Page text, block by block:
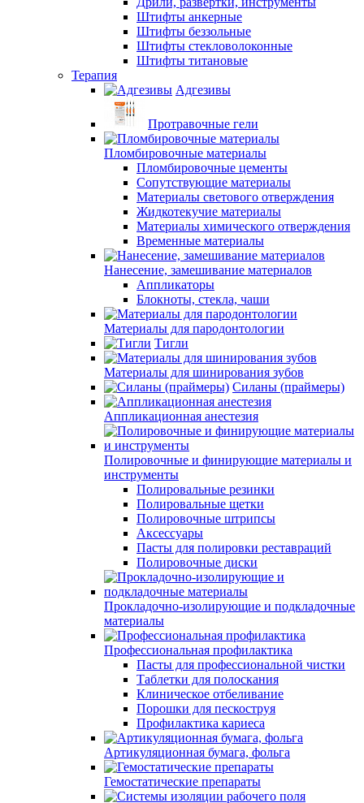
Штифты анкерные
Штифты беззольные
Штифты стекловолоконные
Штифты титановые
Терапия
Адгезивы
Протравочные гели
Пломбировочные материалы
Пломбировочные цементы
Сопутствующие материалы
Материалы светового отверждения
Жидкотекучие материалы
Материалы химического отверждения
Временные материалы
Нанесение, замешивание материалов
Аппликаторы
Блокноты, стекла, чаши
Материалы для пародонтологии
Тигли
Материалы для шинирования зубов
Силаны (праймеры)
Аппликационная анестезия
Полировочные и финирующие материалы и
инструменты
Полировальные резинки
Полировальные щетки
Полировочные штрипсы
Аксессуары
Пасты для полировки реставраций
Полировочные диски
Прокладочно-изолирующие и подкладочные
материалы
Профессиональная профилактика
Пасты для профессиональной чистки
Таблетки для полоскания
Клиническое отбеливание
Порошки для пескоструя
Профилактика кариеса
Артикуляционная бумага, фольга
Гемостатические препараты